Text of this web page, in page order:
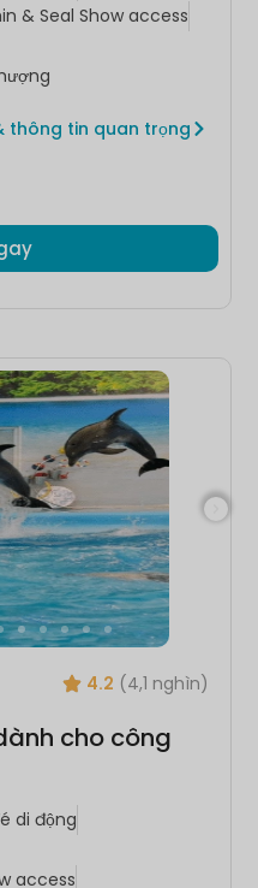
& Seal Show access
thông tin quan trọng
4.2 (4,1 nghìn)
cho công
di động
access